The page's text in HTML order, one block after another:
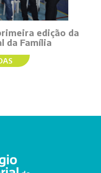
edição da
da Família